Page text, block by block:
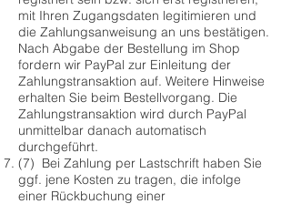
mit Ihren Zugangsdaten legitimieren und
die Zahlungsanweisung an uns bestätigen.
Nach Abgabe der Bestellung im Shop
fordern wir PayPal zur Einleitung der
Zahlungstransaktion auf. Weitere Hinweise
erhalten Sie beim Bestellvorgang. Die
Zahlungstransaktion wird durch PayPal
unmittelbar danach automatisch
durchgeführt.
(7) Bei Zahlung per Lastschrift haben Sie
ggf. jene Kosten zu tragen, die infolge
einer Rückbuchung einer